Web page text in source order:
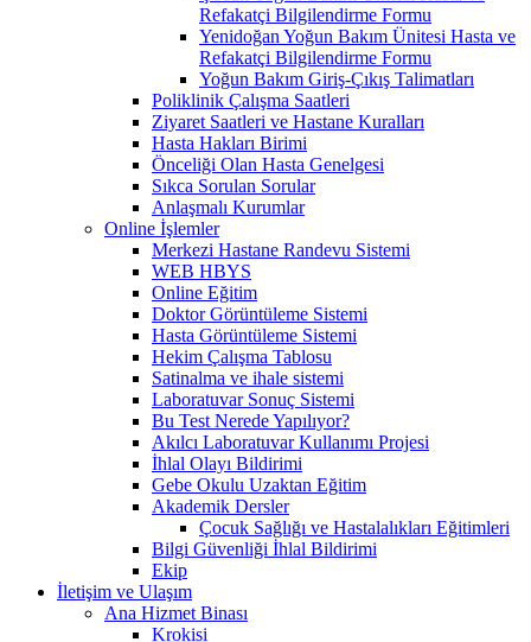
Refakatçi Bilgilendirme Formu
Yenidoğan Yoğun Bakım Ünitesi Hasta ve
Refakatçi Bilgilendirme Formu
Yoğun Bakım Giriş-Çıkış Talimatları
Poliklinik Çalışma Saatleri
Ziyaret Saatleri ve Hastane Kuralları
Hasta Hakları Birimi
Önceliği Olan Hasta Genelgesi
Sıkca Sorulan Sorular
Anlaşmalı Kurumlar
Online İşlemler
Merkezi Hastane Randevu Sistemi
WEB HBYS
Online Eğitim
Doktor Görüntüleme Sistemi
Hasta Görüntüleme Sistemi
Hekim Çalışma Tablosu
Satinalma ve ihale sistemi
Laboratuvar Sonuç Sistemi
Bu Test Nerede Yapılıyor?
Akılcı Laboratuvar Kullanımı Projesi
İhlal Olayı Bildirimi
Gebe Okulu Uzaktan Eğitim
Akademik Dersler
Çocuk Sağlığı ve Hastalalıkları Eğitimleri
Bilgi Güvenliği İhlal Bildirimi
Ekip
İletişim ve Ulaşım
Ana Hizmet Binası
Krokisi